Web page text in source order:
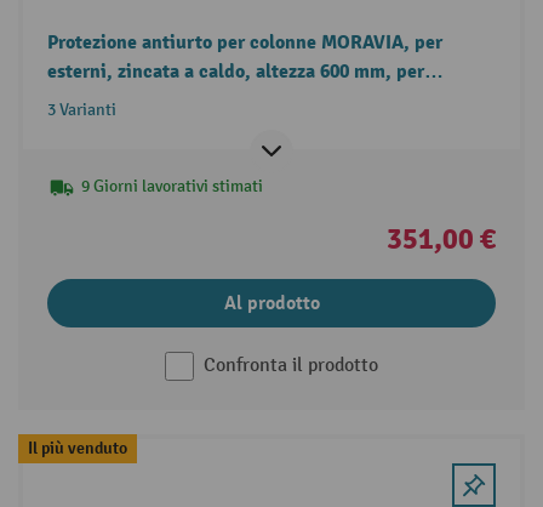
Protezione antiurto per colonne MORAVIA, per
esterni, zincata a caldo, altezza 600 mm, per
dimensioni colonna (LxP) fino a 600 x 600 mm
3 Varianti
9 Giorni lavorativi stimati
351,00 €
Al prodotto
Confronta il prodotto
Il più venduto